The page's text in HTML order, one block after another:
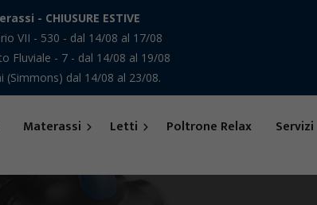
Materassi Letti Poltrone Relax Servizi
- CHIUSURE ESTIVE
VII - 530 - dal 14/08 al 17/08
Fluviale - 7 - dal 14/08 al 19/08
(Simmons) dal 14/08 al 23/08.